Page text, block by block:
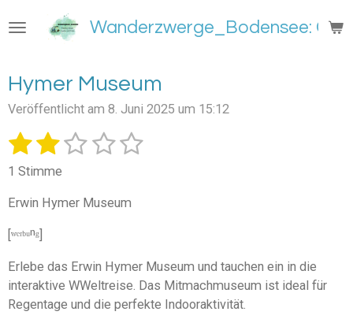
Hauptinhalt
Wanderzwerge_Bodensee:
Hymer Museum
Veröffentlicht am 8. Juni 2025 um 15:12
B
e
w
e
t
n
g
:
1
S
t
r
n
2
S
t
r
n
e
3
t
n
e
4
t
n
e
5
t
n
e
B
g
a
b
s
1 Stimme
Erwin Hymer Museum
[ʷᵉʳᵇᵘⁿᵍ]
Erlebe das Erwin Hymer Museum und tauchen ein in die
interaktive WWeltreise. Das Mitmachmuseum ist ideal für
Regentage und die perfekte Indooraktivität.